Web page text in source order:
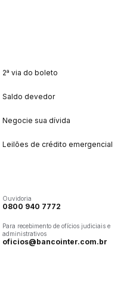
2ª via do boleto
Saldo devedor
Negocie sua dívida
Leilões de crédito emergencial
Ouvidoria
0800 940 7772
Para recebimento de ofícios judiciais e
administrativos
oficios@bancointer.com.br